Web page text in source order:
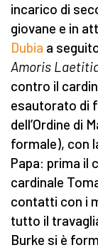
incarico di
giovane e in
Dubia a
Amoris
contro il
esautorato di
dell’Ordine di
formale), con
Papa: prima il
cardinale
contatti con i
tutto il
Burke si è